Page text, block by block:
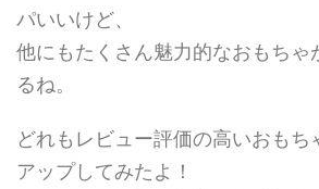
パいいけど、
他にもたくさん魅力的なおもちゃ
るね。
どれもレビュー評価の高いおもち
アップしてみたよ！